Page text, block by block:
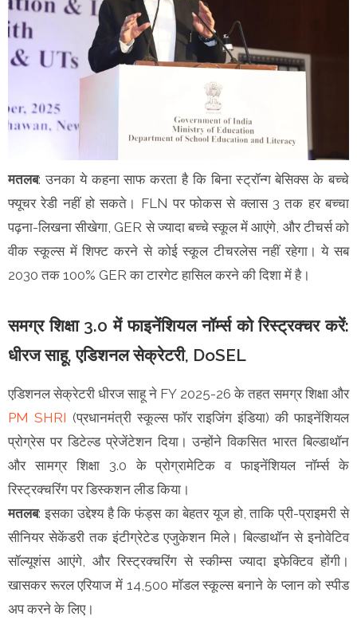
मतलब: उनका ये कहना साफ करता है कि बिना स्ट्रॉन्ग बेसिक्स के बच्चे
फ्यूचर रेडी नहीं हो सकते। FLN पर फोकस से क्लास 3 तक हर बच्चा
पढ़ना-लिखना सीखेगा, GER से ज्यादा बच्चे स्कूल में आएंगे, और टीचर्स को
वीक स्कूल्स में शिफ्ट करने से कोई स्कूल टीचरलेस नहीं रहेगा। ये सब
2030 तक 100% GER का टारगेट हासिल करने की दिशा में है।
समग्र शिक्षा 3.0 में फाइनेंशियल नॉर्म्स को रिस्ट्रक्चर करें:
धीरज साहू, एडिशनल सेक्रेटरी, DoSEL
एडिशनल सेक्रेटरी धीरज साहू ने FY 2025-26 के तहत समग्र शिक्षा और
PM SHRI (प्रधानमंत्री स्कूल्स फॉर राइजिंग इंडिया) की फाइनेंशियल
प्रोग्रेस पर डिटेल्ड प्रेजेंटेशन दिया। उन्होंने विकसित भारत बिल्डाथॉन
और सामग्र शिक्षा 3.0 के प्रोग्रामेटिक व फाइनेंशियल नॉर्म्स के
रिस्ट्रक्चरिंग पर डिस्कशन लीड किया।
मतलब: इसका उद्देश्य है कि फंड्स का बेहतर यूज हो, ताकि प्री-प्राइमरी से
सीनियर सेकेंडरी तक इंटीग्रेटेड एजुकेशन मिले। बिल्डाथॉन से इनोवेटिव
सॉल्यूशंस आएंगे, और रिस्ट्रक्चरिंग से स्कीम्स ज्यादा इफेक्टिव होंगी।
खासकर रूरल एरियाज में 14,500 मॉडल स्कूल्स बनाने के प्लान को स्पीड
अप करने के लिए।